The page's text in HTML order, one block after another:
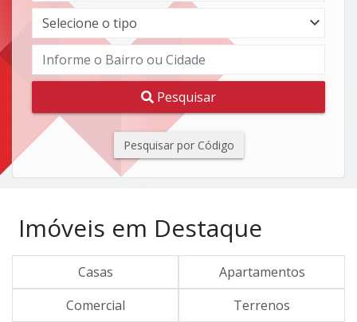
Pesquisar
Pesquisar por Código
Imóveis em Destaque
Casas
Apartamentos
Comercial
Terrenos